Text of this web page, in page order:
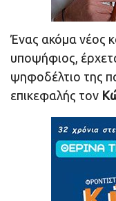
Ένας ακόμα νέος
υποψήφιος,
ψηφοδέλτιο της
επικεφαλής τον